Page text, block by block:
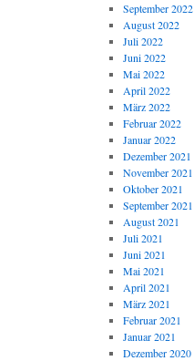
September 2022
August 2022
Juli 2022
Juni 2022
Mai 2022
April 2022
März 2022
Februar 2022
Januar 2022
Dezember 2021
November 2021
Oktober 2021
September 2021
August 2021
Juli 2021
Juni 2021
Mai 2021
April 2021
März 2021
Februar 2021
Januar 2021
Dezember 2020